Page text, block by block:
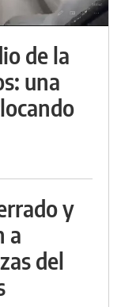
de la
una
y
a
del